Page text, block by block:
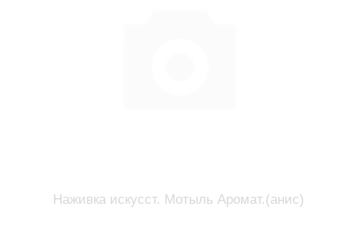
Наживка искусст. Мотыль Аромат.(анис)